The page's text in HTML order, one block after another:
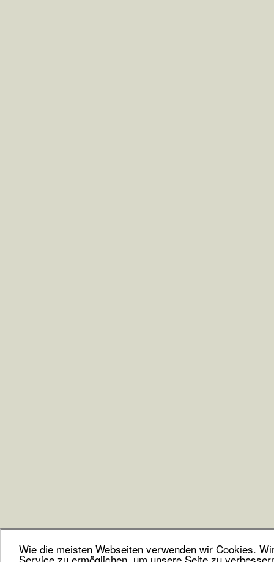
Wie die meisten Webseiten verwenden wir Cookies.